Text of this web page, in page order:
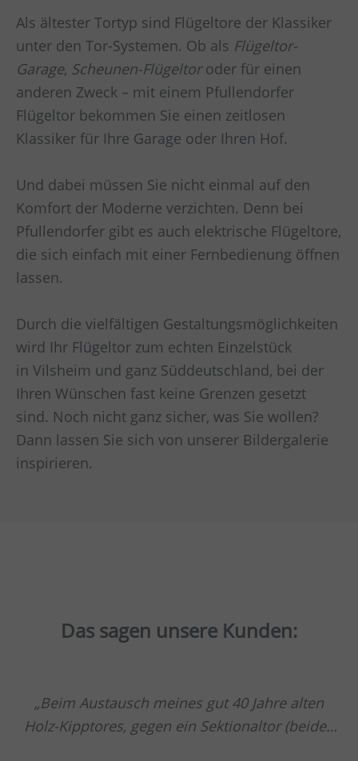
Als ältester Tortyp sind Flügeltore der Klassiker
unter den Tor-Systemen. Ob als Flügeltor-
Garage, Scheunen-Flügeltoroder für einen
anderen Zweck – mit einem Pfullendorfer
Flügeltor bekommen Sie einen zeitlosen
Klassiker für Ihre Garage oder Ihren Hof.
Und dabei müssen Sie nicht einmal auf den
Komfort der Moderne verzichten. Denn bei
Pfullendorfer gibt es auch elektrische Flügeltore,
die sich einfach mit einer Fernbedienung öffnen
lassen.
Durch die vielfältigen Gestaltungsmöglichkeiten
wird Ihr Flügeltor zum echten Einzelstück
in Vilsheim und ganz Süddeutschland, bei der
Ihren Wünschen fast keine Grenzen gesetzt
sind. Noch nicht ganz sicher, was Sie wollen?
Dann lassen Sie sich von unserer Bildergalerie
inspirieren.
Das sagen unsere Kunden:
Beim Austausch meines gut 40 Jahre alten
Holz-Kipptores, gegen ein Sektionaltor (beides